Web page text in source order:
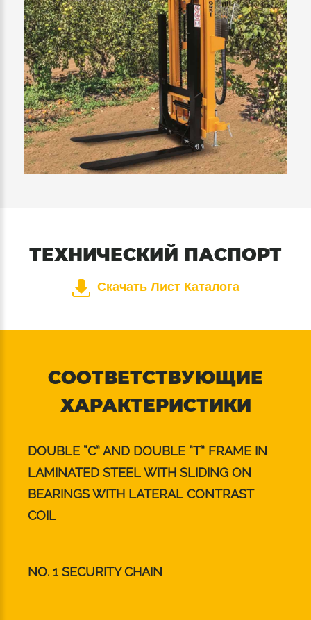
ТЕХНИЧЕСКИЙ ПАСПОРТ
Скачать Лист Каталога
СООТВЕТСТВУЮЩИЕ
ХАРАКТЕРИСТИКИ
DOUBLE “C” AND DOUBLE “T” FRAME IN
LAMINATED STEEL WITH SLIDING ON
BEARINGS WITH LATERAL CONTRAST
COIL
NO. 1 SECURITY CHAIN